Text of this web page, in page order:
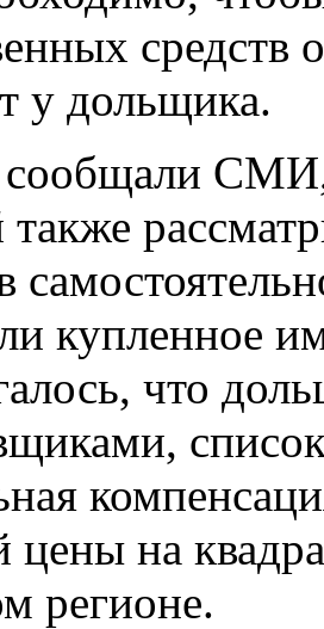
средств
у дольщика.
сообщали
купленное
что
цены на
регионе.